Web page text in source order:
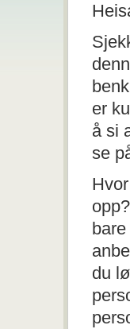
er
å si
se
du